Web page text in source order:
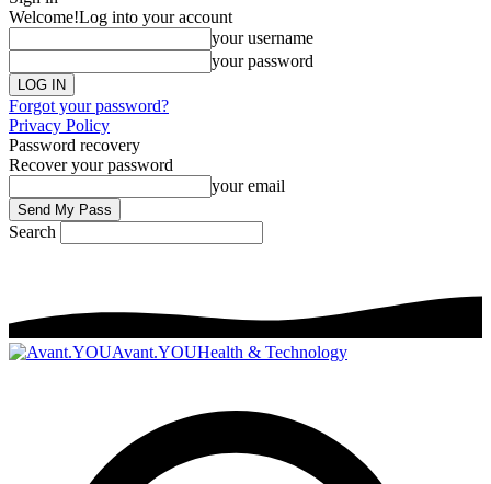
Welcome!Log into your account
your username
your password
Forgot your password?
Privacy Policy
Password recovery
Recover your password
your email
Search
Avant.YOUHealth & Technology